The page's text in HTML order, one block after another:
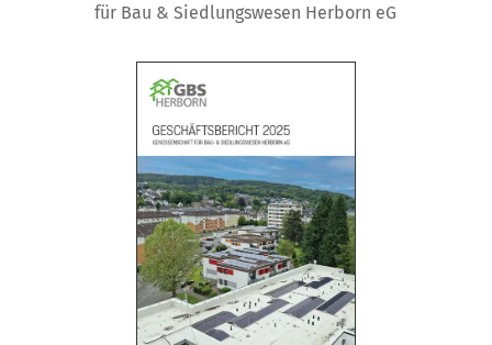
für Bau & Siedlungswesen Herborn eG